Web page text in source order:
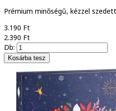
Prémium minőségű, kézzel
3.190 Ft
2.390 Ft
Db: